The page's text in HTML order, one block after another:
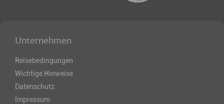
Unternehmen
Reisebedingungen
Wichtige Hinweise
Datenschutz
Impressum